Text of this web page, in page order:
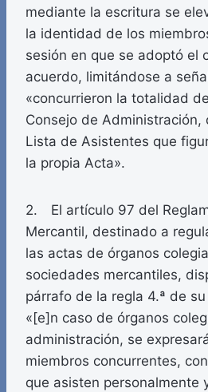
mediante la escritura se
la identidad de los
sesión en que se adoptó el
acuerdo, limitándose a
«concurrieron la totalidad
Consejo de Administración,
Lista de Asistentes que
la propia Acta».
2. El artículo 97 del
Mercantil, destinado a
las actas de órganos
sociedades mercantiles,
párrafo de la regla 4.ª de
«[e]n caso de órganos
administración, se
miembros concurrentes,
que asisten personalmente